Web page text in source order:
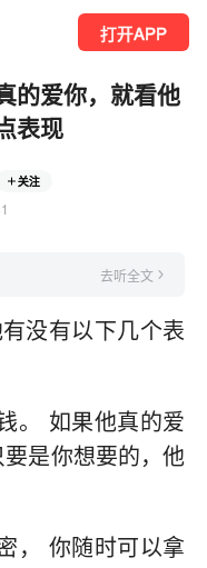
打开APP
的爱你，就看他
表现
关注
去听全文
没有以下几个表
。 如果他真的爱
是你想要的，他
， 你随时可以拿